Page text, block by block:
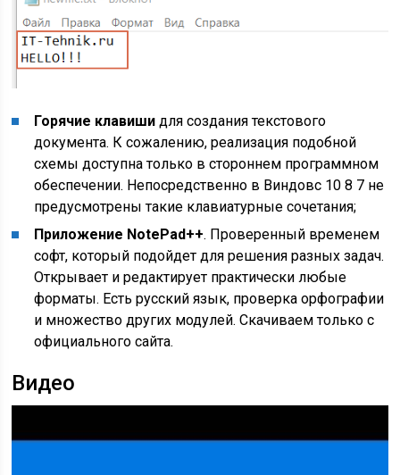
Горячие клавиши для создания текстового
документа. К сожалению, реализация подобной
схемы доступна только в стороннем программном
обеспечении. Непосредственно в Виндовс 10 8 7 не
предусмотрены такие клавиатурные сочетания;
Приложение NotePad++. Проверенный временем
софт, который подойдет для решения разных задач.
Открывает и редактирует практически любые
форматы. Есть русский язык, проверка орфографии
и множество других модулей. Скачиваем толькос
официального сайта.
Видео